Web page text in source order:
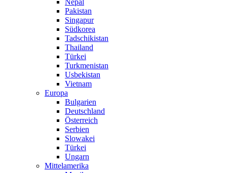
Nepal
Pakistan
Singapur
Südkorea
Tadschikistan
Thailand
Türkei
Turkmenistan
Usbekistan
Vietnam
Europa
Bulgarien
Deutschland
Österreich
Serbien
Slowakei
Türkei
Ungarn
Mittelamerika